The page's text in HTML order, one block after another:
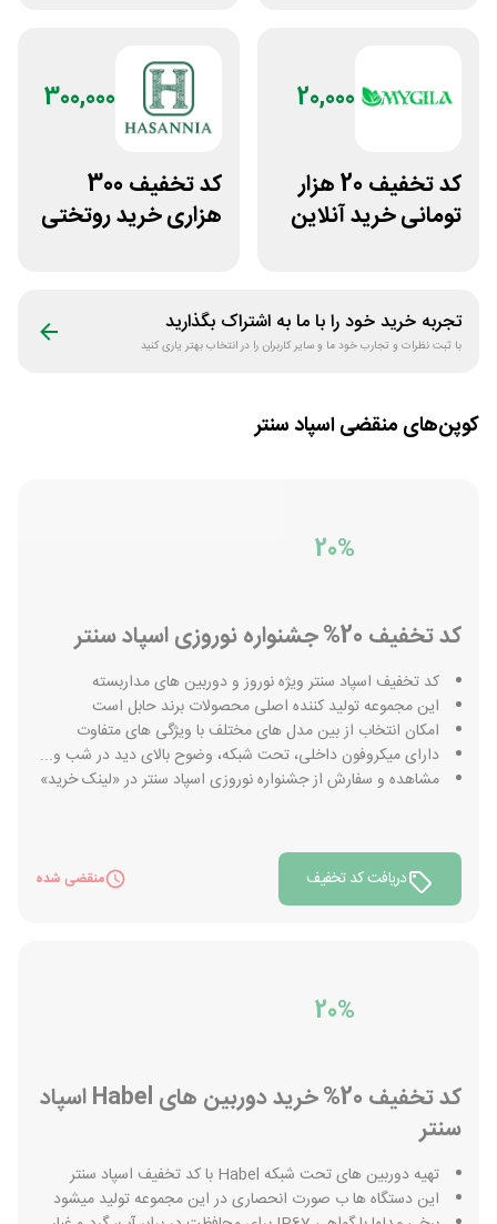
20,000
کد تخفیف 20 هزار
تومانی خرید آنلاین
300,000
کد تخفیف 300
هزاری خرید روتختی
تجربه خرید خود را با ما به اشتراک بگذارید
با ثبت نظرات و تجارب خود ما و سایر کاربران را در انتخاب بهتر یاری کنید
کوپن‌های منقضیاسپاد سنتر
20%
کد تخفیف 20% جشنواره نوروزی اسپاد سنتر
کد تخفیف اسپاد سنتر ویژه نوروز و دوربین های مداربسته
این مجموعه تولید کننده اصلی محصولات برند حابل است
امکان انتخاب از بین مدل های مختلف با ویژگی های متفاوت
دارای میکروفون داخلی، تحت شبکه، وضوح بالای دید در شب و...
مشاهده و سفارش از جشنواره نوروزی اسپاد سنتر در «لینک خرید»
دریافت کد تخفیف منقضی شده
20%
کد تخفیف 20% خرید دوربین های Habel اسپاد
سنتر
تهیه دوربین های تحت شبکه Habel با کد تخفیف اسپاد سنتر
این دستگاه ها ب صورت انحصاری در این مجموعه تولید میشود